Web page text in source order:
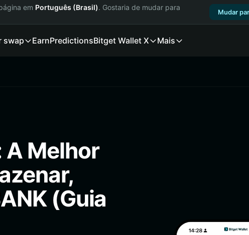
em Português (Brasil). Gostaria de mudar para
Mudar
swap EarnPredictionsBitget Wallet X Mais
A Melhor
(Guia